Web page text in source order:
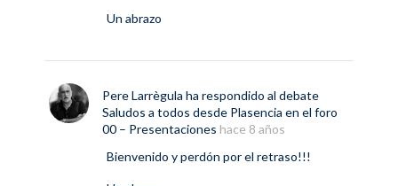
Un abrazo
Pere Larrègula ha respondido al debate
Saludos a todos desde Plasencia en el foro
00 – Presentaciones hace 8 años
Bienvenido y perdón por el retraso!!!